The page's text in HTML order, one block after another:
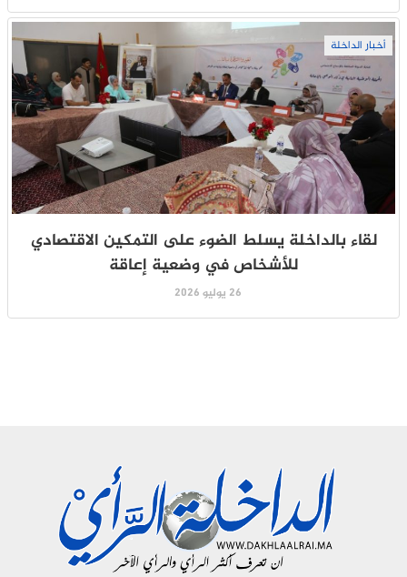
أخبار الداخلة
لقاء بالداخلة يسلط الضوء على التمكين الاقتصادي
للأشخاص في وضعية إعاقة
26 يوليو 2026